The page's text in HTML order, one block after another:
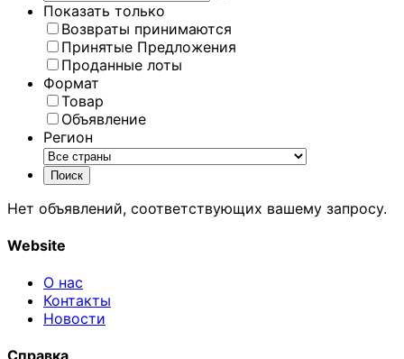
Показать только
Возвраты принимаются
Принятые Предложения
Проданные лоты
Формат
Товар
Объявление
Регион
Нет объявлений, соответствующих вашему запросу.
Website
О нас
Контакты
Новости